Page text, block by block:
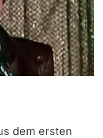
dem ersten